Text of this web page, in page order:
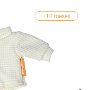
+10 meses